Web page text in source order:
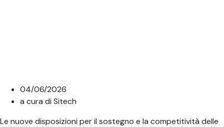
04/06/2026
a cura di Sitech
Le nuove disposizioni per il sostegno e la competitività delle